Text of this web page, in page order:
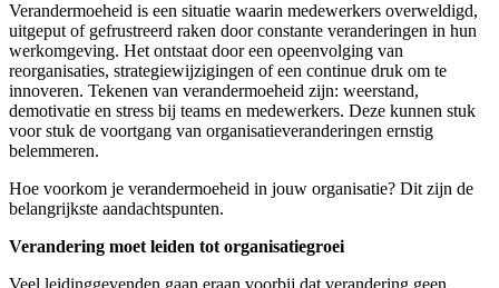
Verandermoeheid is een situatie waarin medewerkers overweldigd,
uitgeput of gefrustreerd raken door constante veranderingen in hun
werkomgeving. Het ontstaat door een opeenvolging van
reorganisaties, strategiewijzigingen of een continue druk om te
innoveren. Tekenen van verandermoeheid zijn: weerstand,
demotivatie en stress bij teams en medewerkers. Deze kunnen stuk
voor stuk de voortgang van organisatieveranderingen ernstig
belemmeren.
Hoe voorkom je verandermoeheid in jouw organisatie? Dit zijn de
belangrijkste aandachtspunten.
Verandering moet leiden tot organisatiegroei